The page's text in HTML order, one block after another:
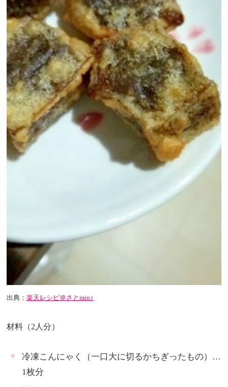
出典：楽天レシピ＠さとmin♪
材料（2人分）
冷凍こんにゃく（一口大に切るかちぎったもの）…
1枚分